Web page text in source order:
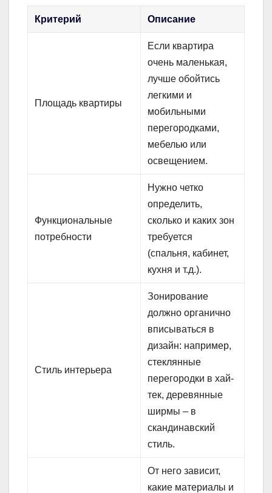
Критерий Описание
Площадь квартиры
Если квартира
очень маленькая,
лучше обойтись
легкими и
мобильными
перегородками,
мебелью или
освещением.
Функциональные
потребности
Нужно четко
определить,
сколько и каких зон
требуется
(спальня, кабинет,
кухня и т.д.).
Стиль интерьера
Зонирование
должно органично
вписываться в
дизайн: например,
стеклянные
перегородки в хай-
тек, деревянные
ширмы – в
скандинавский
стиль.
От него зависит,
какие материалы и